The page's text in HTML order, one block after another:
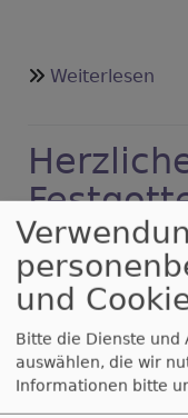
Weiterlesen
Frau
in ihr Amt als
und als Pfarrerin
durch
und
Bitte die Dienste und
auswählen, die wir
Informationen bitte